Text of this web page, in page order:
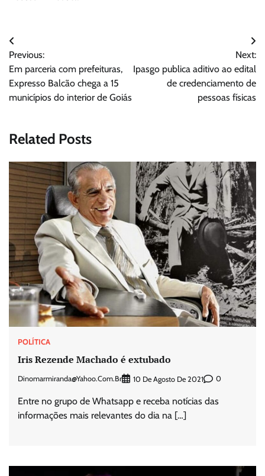
Navegação
de
Post
Previous:
Em parceria com prefeituras,
Expresso Balcão chega a 15
municípios do interior de Goiás
Next:
Ipasgo publica aditivo ao edital
de credenciamento de
pessoas físicas
Related Posts
POLÍTICA
Iris Rezende Machado é extubado
Dinomarmiranda@yahoo.com.br 10 De Agosto De 2021 0
Entre no grupo de Whatsapp e receba notícias das
informações mais relevantes do dia na […]